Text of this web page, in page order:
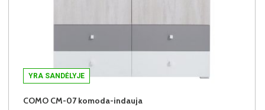
YRA SANDĖLYJE
COMO CM-07 komoda-indauja